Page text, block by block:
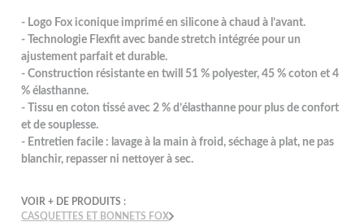
- Logo Fox iconique imprimé en silicone à chaud à l’avant.
- Technologie Flexfit avec bande stretch intégrée pour un
ajustement parfait et durable.
- Construction résistante en twill 51 % polyester, 45 % coton et 4
% élasthanne.
- Tissu en coton tissé avec 2 % d’élasthanne pour plus de confort
et de souplesse.
- Entretien facile : lavage à la main à froid, séchage à plat, ne pas
blanchir, repasser ni nettoyer à sec.
VOIR + DE PRODUITS :
CASQUETTES ET BONNETS FOX